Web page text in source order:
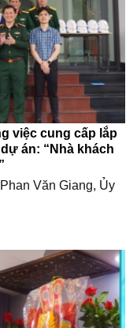
việc cung cấp lắp
án: “Nhà khách
Văn Giang, Ủy